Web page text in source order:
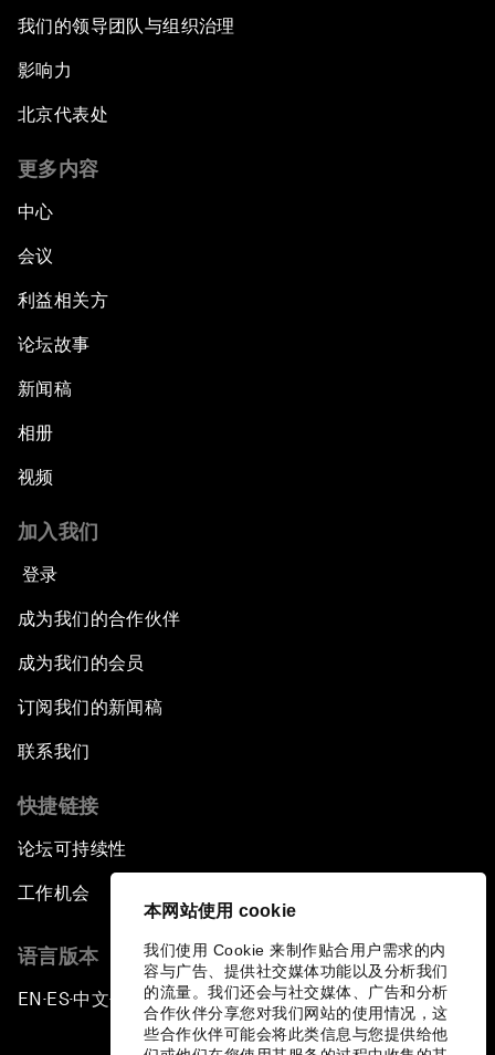
本网站使用 cookie
我们使用 Cookie 来制作贴合用户需求的内
容与广告、提供社交媒体功能以及分析我们
的流量。我们还会与社交媒体、广告和分析
合作伙伴分享您对我们网站的使用情况，这
些合作伙伴可能会将此类信息与您提供给他
我们的领导团队与组织治理
影响力
北京代表处
更多内容
中心
会议
利益相关方
论坛故事
新闻稿
相册
视频
加入我们
登录
成为我们的合作伙伴
成为我们的会员
订阅我们的新闻稿
联系我们
快捷链接
论坛可持续性
工作机会
语言版本
EN ▪ ES▪中文▪ 日本語